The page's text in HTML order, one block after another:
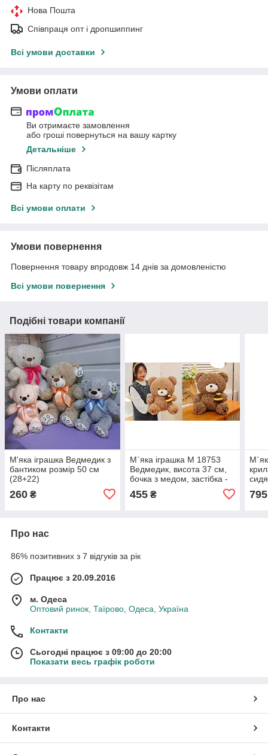
Нова Пошта
Співпраця опт і дропшиппинг
Всі умови доставки
Умови оплати
Ви отримаєте замовлення
або гроші повернуться на вашу картку
Детальніше
Післяплата
На карту по реквізітам
Всі умови оплати
Умови повернення
Повернення товару впродовж 14 днів за домовленістю
Всі умови повернення
Подібні товари компанії
М'яка іграшка Ведмедик з
бантиком розмір 50 см
(28+22)
260 ₴
М`яка іграшка M 18753
Ведмедик, висота 37 см,
бочка з медом, застібка -
455₴ 795
Про нас
86% позитивних з 7 відгуків за рік
Працює з 20.09.2016
м. Одеса
Оптовий ринок, Таїрово, Одеса, Україна
Контакти
Сьогодні працює з 09:00 до 20:00
Показати весь графік роботи
Про нас
Контакти